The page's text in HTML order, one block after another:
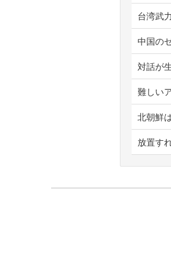
台湾武
中国の
対話が
難しい
北朝鮮
放置す